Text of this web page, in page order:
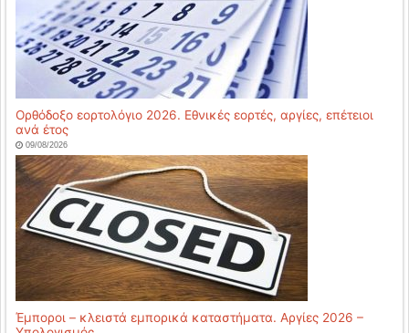
Ορθόδοξο εορτολόγιο 2026. Εθνικές εορτές, αργίες, επέτειοι
ανά έτος
09/08/2026
Έμποροι – κλειστά εμπορικά καταστήματα. Αργίες 2026 –